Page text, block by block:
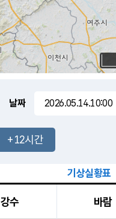
날짜
+12시간
기상실황표
강수 바람